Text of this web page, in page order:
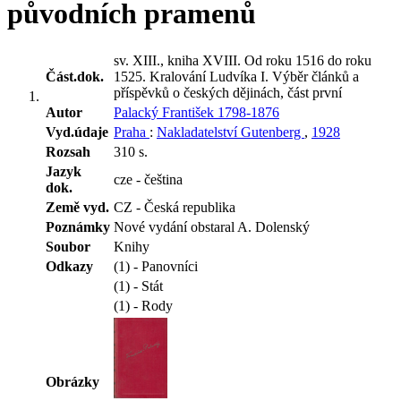
původních pramenů
Část.dok.
sv. XIII., kniha XVIII. Od roku 1516 do roku
1525. Kralování Ludvíka I. Výběr článků a
příspěvků o českých dějinách, část první
Autor
Palacký František 1798-1876
Vyd.údaje Praha : Nakladatelství Gutenberg , 1928
Rozsah
310 s.
Jazyk
dok.
cze - čeština
Země vyd. CZ - Česká republika
Poznámky Nové vydání obstaral A. Dolenský
Soubor
Knihy
Odkazy
(1) - Panovníci
(1) - Stát
(1) - Rody
Obrázky